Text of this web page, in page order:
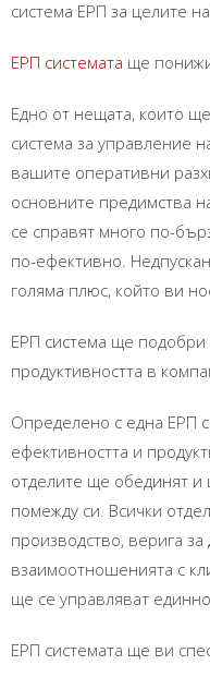
система ЕРП за целите
ЕРП системата ще
Едно от нещата, които
система за управление
вашите оперативни
основните предимства
се справят много по-
по-ефективно.
голяма плюс, който ви
ЕРП система ще подобри
продуктивността в
Определено с една ЕРП
ефективността и
отделите ще обединят и
помежду си. Всички
производство, верига
взаимоотношенията с
ще се управляват
ЕРП системата ще ви